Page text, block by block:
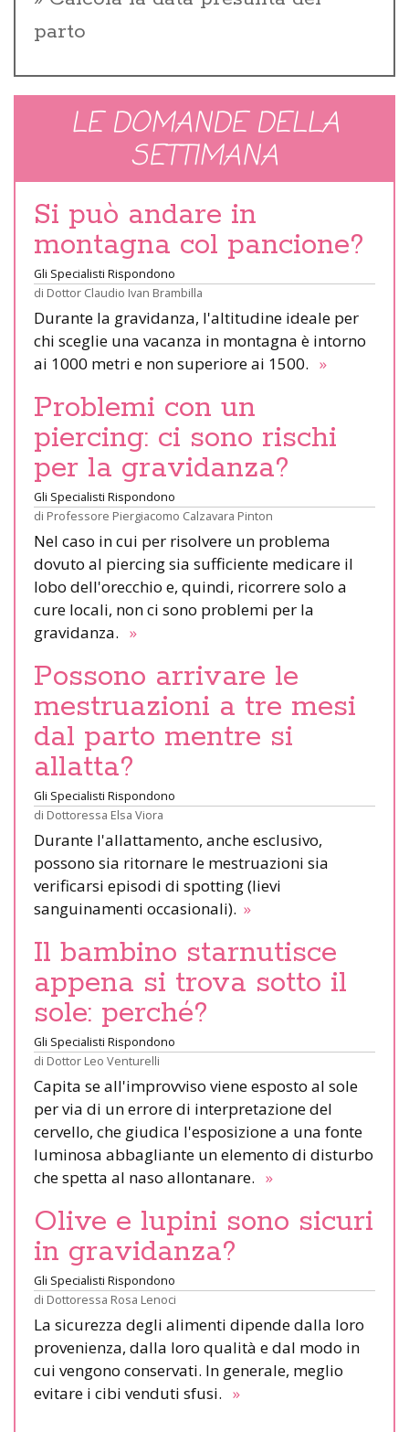
parto
LE DOMANDE DELLA
SETTIMANA
Si può andare in
montagna col pancione?
Gli Specialisti Rispondono
di Dottor Claudio Ivan Brambilla
Durante la gravidanza, l'altitudine ideale per
chi sceglie una vacanza in montagna è intorno
ai 1000 metri e non superiore ai 1500. »
Problemi con un
piercing: ci sono rischi
per la gravidanza?
Gli Specialisti Rispondono
di Professore Piergiacomo Calzavara Pinton
Nel caso in cui per risolvere un problema
dovuto al piercing sia sufficiente medicare il
lobo dell'orecchio e, quindi, ricorrere solo a
cure locali, non ci sono problemi per la
gravidanza. »
Possono arrivare le
mestruazioni a tre mesi
dal parto mentre si
allatta?
Gli Specialisti Rispondono
di Dottoressa Elsa Viora
Durante l'allattamento, anche esclusivo,
possono sia ritornare le mestruazioni sia
verificarsi episodi di spotting (lievi
sanguinamenti occasionali). »
Il bambino starnutisce
appena si trova sotto il
sole: perché?
Gli Specialisti Rispondono
di Dottor Leo Venturelli
Capita se all'improvviso viene esposto al sole
per via di un errore di interpretazione del
cervello, che giudica l'esposizione a una fonte
luminosa abbagliante un elemento di disturbo
che spetta al naso allontanare. »
Olive e lupini sono sicuri
in gravidanza?
Gli Specialisti Rispondono
di Dottoressa Rosa Lenoci
La sicurezza degli alimenti dipende dalla loro
provenienza, dalla loro qualità e dal modo in
cui vengono conservati. In generale, meglio
evitare i cibi venduti sfusi. »